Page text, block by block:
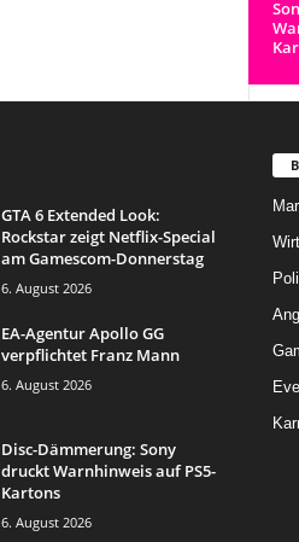
GTA 6 Extended Look:
Rockstar zeigt Netflix-Special
am Gamescom-Donnerstag
6. August 2026
EA-Agentur Apollo GG
verpflichtet Franz Mann
6. August 2026
Disc-Dämmerung: Sony
druckt Warnhinweis auf PS5-
Kartons
6. August 2026